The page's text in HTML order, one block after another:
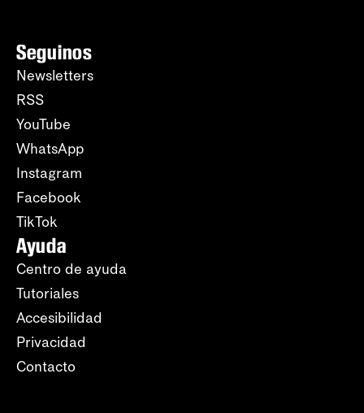
Seguinos
Newsletters
RSS
YouTube
WhatsApp
Instagram
Facebook
TikTok
Ayuda
Centro de ayuda
Tutoriales
Accesibilidad
Privacidad
Contacto